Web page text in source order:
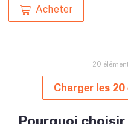
Acheter
20
Charger les
Pourquoi